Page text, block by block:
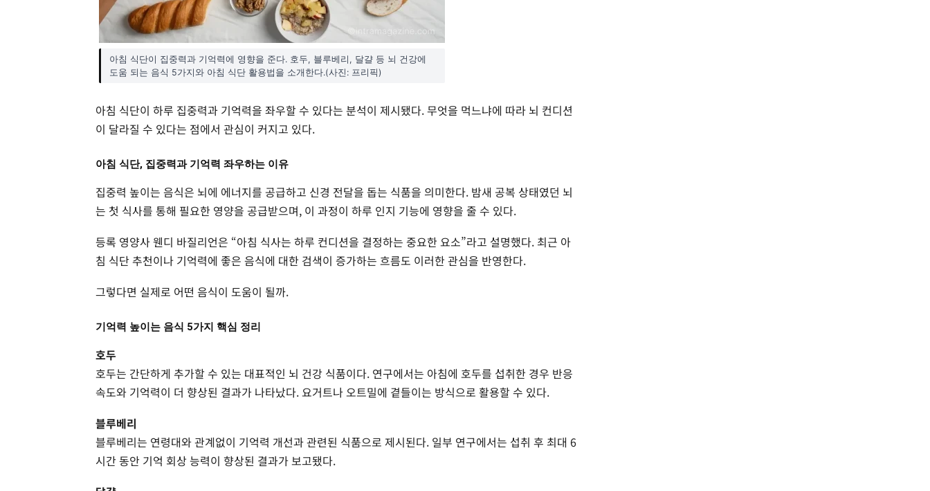
아침 식단이 집중력과 기억력에 영향을 준다. 호두, 블루베리, 달걀 등 뇌 건강에
도움 되는 음식 5가지와 아침 식단 활용법을 소개한다.(사진: 프리픽)
아침 식단이 하루 집중력과 기억력을 좌우할 수 있다는 분석이 제시됐다. 무엇을 먹느냐에 따라 뇌 컨디션
이 달라질 수 있다는 점에서 관심이 커지고 있다.
아침 식단, 집중력과 기억력 좌우하는 이유
집중력 높이는 음식은 뇌에 에너지를 공급하고 신경 전달을 돕는 식품을 의미한다. 밤새 공복 상태였던 뇌
는 첫 식사를 통해 필요한 영양을 공급받으며, 이 과정이 하루 인지 기능에 영향을 줄 수 있다.
등록 영양사 웬디 바질리언은 “아침 식사는 하루 컨디션을 결정하는 중요한 요소”라고 설명했다. 최근 아
침 식단 추천이나 기억력에 좋은 음식에 대한 검색이 증가하는 흐름도 이러한 관심을 반영한다.
그렇다면 실제로 어떤 음식이 도움이 될까.
기억력 높이는 음식 5가지 핵심 정리
호두
호두는 간단하게 추가할 수 있는 대표적인 뇌 건강 식품이다. 연구에서는 아침에 호두를 섭취한 경우 반응
속도와 기억력이 더 향상된 결과가 나타났다. 요거트나 오트밀에 곁들이는 방식으로 활용할 수 있다.
블루베리
블루베리는 연령대와 관계없이 기억력 개선과 관련된 식품으로 제시된다. 일부 연구에서는 섭취 후 최대 6
시간 동안 기억 회상 능력이 향상된 결과가 보고됐다.